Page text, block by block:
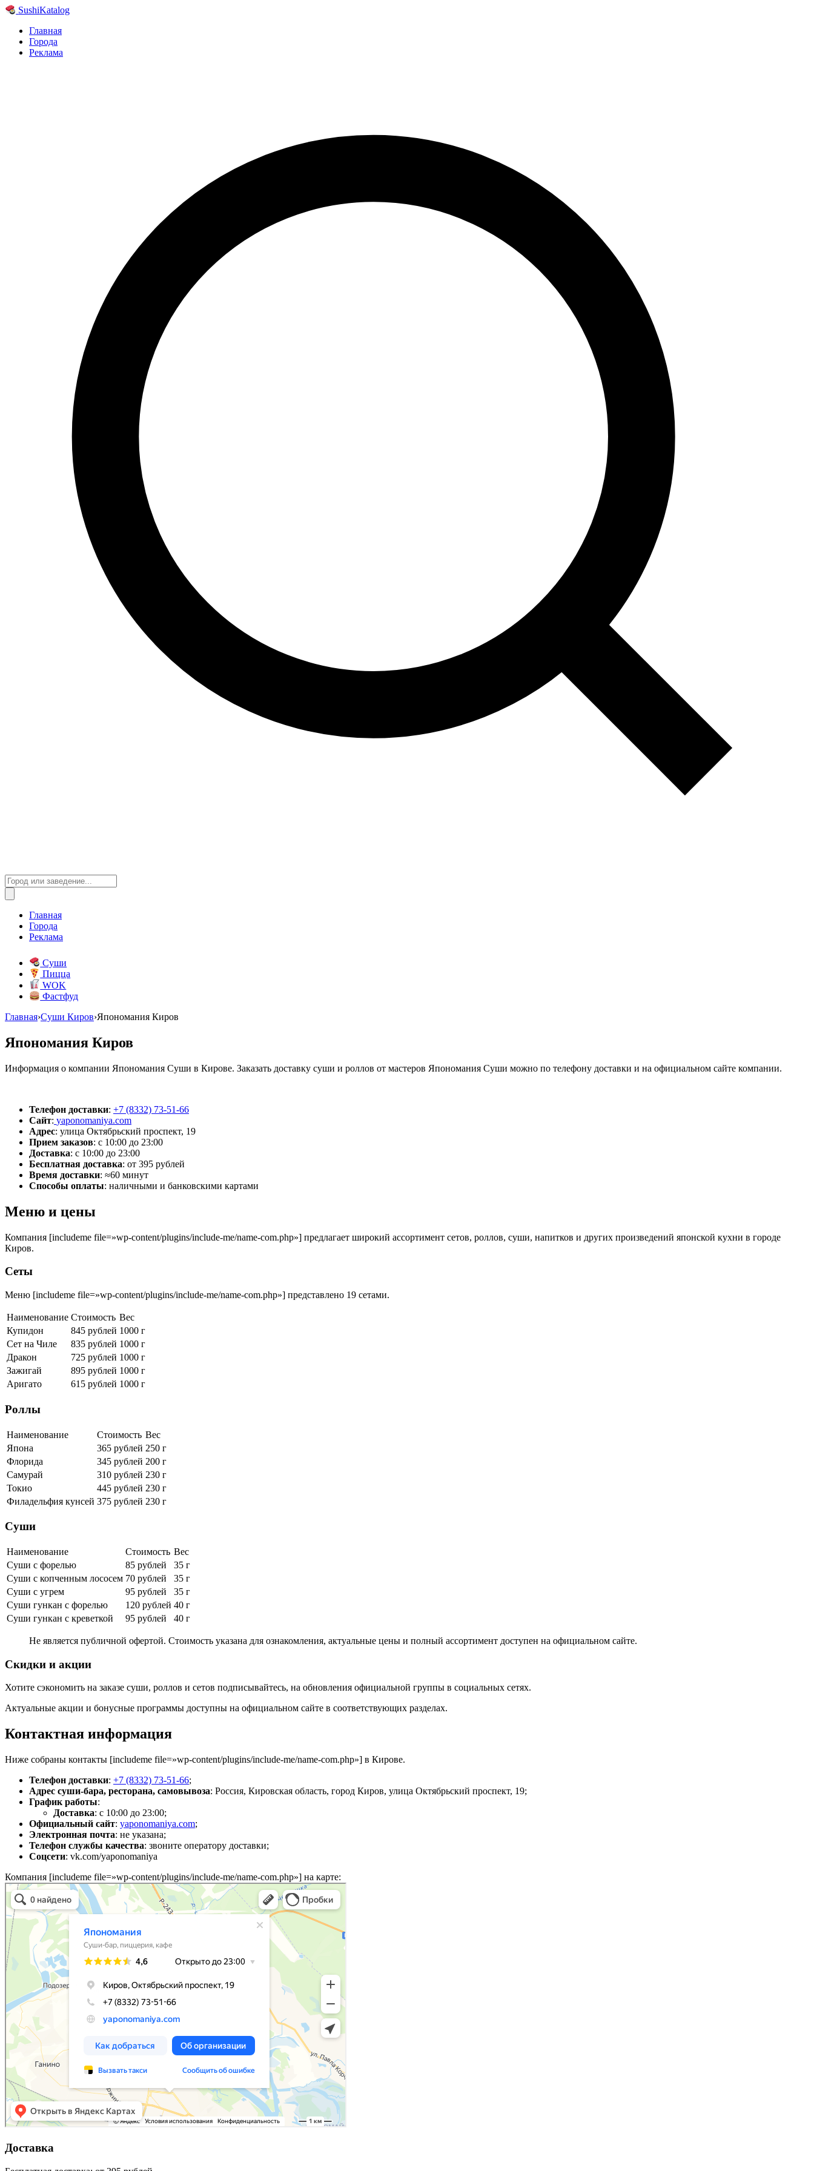
SushiKatalog
Главная
Города
Реклама
Главная
Города
Реклама
Суши
Пицца
WOK
Фастфуд
Главная›Суши Киров›Япономания Киров
Япономания Киров
Информация о компании Япономания Суши в Кирове. Заказать доставку суши и роллов от мастеров Япономания Суши можно по телефону доставки и на официальном сайте компании.
Телефон доставки: +7 (8332) 73-51-66
Сайт: yaponomaniya.com
Адрес: улица Октябрьский проспект, 19
Прием заказов: с 10:00 до 23:00
Доставка: с 10:00 до 23:00
Бесплатная доставка: от 395 рублей
Время доставки: ≈60 минут
Способы оплаты: наличными и банковскими картами
Меню и цены
Компания [includeme file=»wp-content/plugins/include-me/name-com.php»] предлагает широкий ассортимент сетов, роллов, суши, напитков и других произведений японской кухни в городе
Киров.
Сеты
Меню [includeme file=»wp-content/plugins/include-me/name-com.php»] представлено 19 сетами.
Наименование Стоимость Вес
Купидон
845 рублей 1000 г
Сет на Чиле
835 рублей 1000 г
Дракон
725 рублей 1000 г
Зажигай
895 рублей 1000 г
Аригато
615 рублей 1000 г
Роллы
Наименование Стоимость Вес
Япона
365 рублей 250 г
Флорида
345 рублей 200 г
Самурай
310 рублей 230 г
Токио
445 рублей 230 г
Филадельфия кунсей 375 рублей 230 г
Суши
Наименование Стоимость Вес
Суши с форелью
85 рублей
35 г
Суши с копченным лососем 70 рублей
35 г
Суши с угрем
95 рублей
35 г
Суши гункан с форелью
120 рублей 40 г
Суши гункан с креветкой
95 рублей 40 г
Не является публичной офертой. Стоимость указана для ознакомления, актуальные цены и полный ассортимент доступен на официальном сайте.
Скидки и акции
Хотите сэкономить на заказе суши, роллов и сетов подписывайтесь, на обновления официальной группы в социальных сетях.
Актуальные акции и бонусные программы доступны на официальном сайте в соответствующих разделах.
Контактная информация
Ниже собраны контакты [includeme file=»wp-content/plugins/include-me/name-com.php»] в Кирове.
Телефон доставки: +7 (8332) 73-51-66;
Адрес суши-бара, ресторана, самовывоза: Россия, Кировская область, город Киров, улица Октябрьский проспект, 19;
График работы:
Доставка: с 10:00 до 23:00;
Официальный сайт: yaponomaniya.com;
Электронная почта: не указана;
Телефон службы качества: звоните оператору доставки;
Соцсети: vk.com/yaponomaniya
Компания [includeme file=»wp-content/plugins/include-me/name-com.php»] на карте:
Доставка